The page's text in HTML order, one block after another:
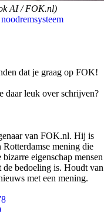
AI / FOK.nl)
noodremsysteem
dat je graag op FOK!
daar leuk over schrijven?
van FOK.nl. Hij is
Rotterdamse mening die
eigenschap mensen
bedoeling is. Houdt van
met een mening.